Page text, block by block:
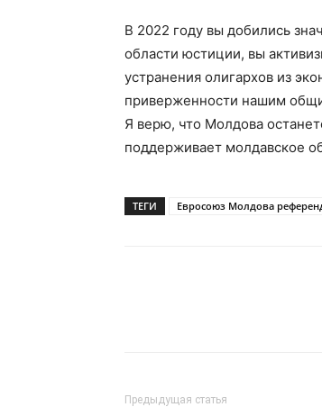
В 2022 году вы добились
области юстиции, вы
устранения олигархов из
приверженности нашим
Я верю, что Молдова
поддерживает молдавское
ТЕГИ Евросоюз Молдова
Предыдущая статья